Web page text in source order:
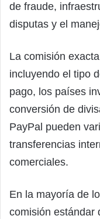
de fraude,
disputas y el
La comisión
incluyendo el tipo
pago, los países
conversión de
PayPal pueden
transferencias
comerciales.
En la mayoría de
comisión estándar